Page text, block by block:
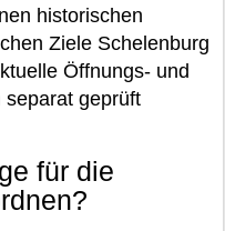
historischen
Ziele Schelenburg
Öffnungs- und
geprüft
für die